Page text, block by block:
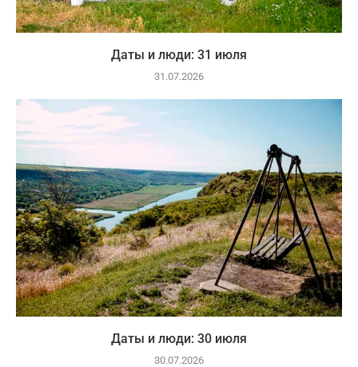
Даты и люди: 31 июля
31.07.2026
Даты и люди: 30 июля
30.07.2026